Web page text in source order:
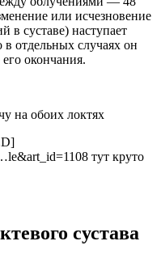
или исчезновение
в суставе) наступает
отдельных случаях он
его окончания.
на обоих локтях
тут круто
сустава